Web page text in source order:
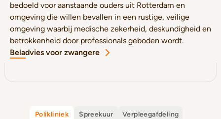
bedoeld voor aanstaande ouders uit Rotterdam en
omgeving die willen bevallen in een rustige, veilige
omgeving waarbij medische zekerheid, deskundigheid en
betrokkenheid door professionals geboden wordt.
Beladvies voor zwangere
Polikliniek Spreekuur Verpleegafdeling